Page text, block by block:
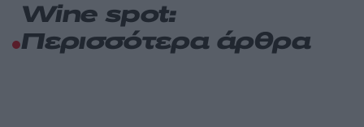
Wine spot:
Περισσότερα άρθρα